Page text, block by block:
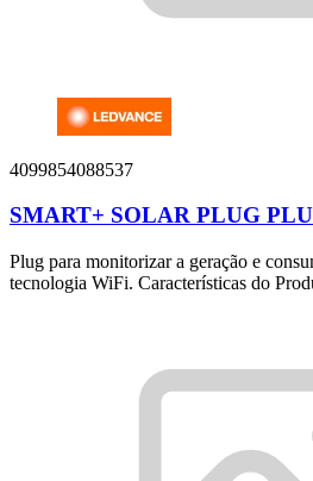
4099854088537
SMART+ SOLAR PLUG
Plug para monitorizar a geração e
tecnologia WiFi. Características do